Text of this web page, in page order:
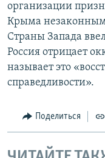
организации
Крыма
Страны Запада
Россия отрицает
называет это
справедливости».
Поделиться